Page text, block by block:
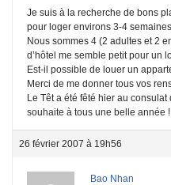
Je suis à la recherche de bons
pour loger environs 3-4
Nous sommes 4 (2 adultes et 2
d’hôtel me semble petit pour
Est-il possible de louer un
Merci de me donner tous vos
Le Têt a été fêté hier au
souhaite à tous une belle année !
26 février 2007 à 19h56
Bao Nhan